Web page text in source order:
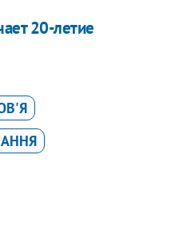
20-летие